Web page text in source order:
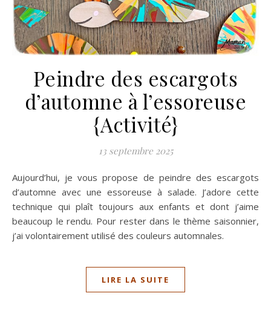
Peindre des escargots
d’automne à l’essoreuse
{Activité}
13 septembre 2025
Aujourd’hui, je vous propose de peindre des escargots
d’automne avec une essoreuse à salade. J’adore cette
technique qui plaît toujours aux enfants et dont j’aime
beaucoup le rendu. Pour rester dans le thème saisonnier,
j’ai volontairement utilisé des couleurs automnales.
LIRE LA SUITE